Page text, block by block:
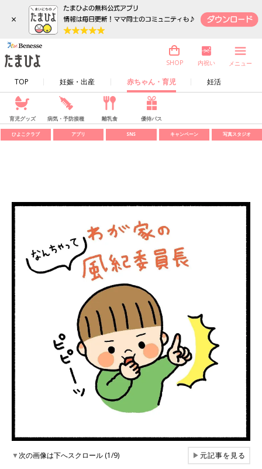
×
TOP 妊娠・出産 赤ちゃん・育児 妊活
SHOP 内祝い メニュー
育児グッズ 病気・予防接種 離乳食 優待パス
ひよこクラブ アプリ SNS キャンペーン 写真スタジオ
▼次の画像は下へスクロール (1/9) ▶元記事を見る